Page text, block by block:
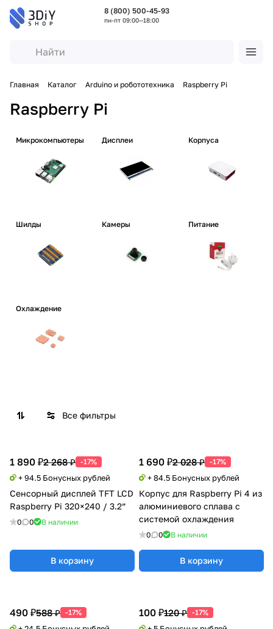
8 (800) 500-45-93
пн-пт 09:00—18:00
Главная Каталог Arduino и робототехника Raspberry Pi
Raspberry Pi
Микрокомпьютеры Дисплеи Корпуса
Шилды Камеры Питание
Охлаждение
Все фильтры
1 890 ₽2 268 ₽ -17%
+ 94.5 Бонусных рублей
Сенсорный дисплей TFT LCD
Raspberry Pi 320×240 / 3.2”
0 0 В наличии
В корзину
1 690 ₽2 028 ₽ -17%
+ 84.5 Бонусных рублей
Корпус для Raspberry Pi 4 из
алюминиевого сплава с
системой охлаждения
0 0 В наличии
В корзину
490 ₽588 ₽ -17% 100 ₽120 ₽ -17%